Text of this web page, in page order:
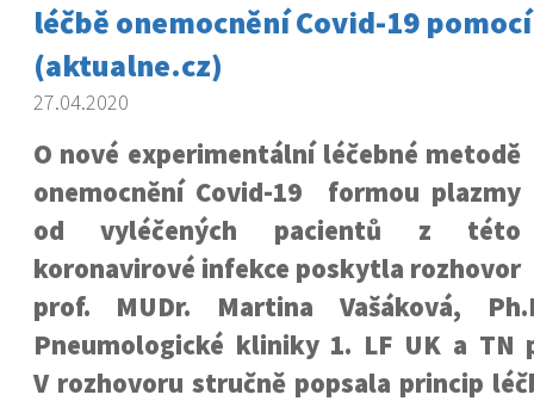
léčbě onemocnění Covid-19
(aktualne.cz)
27.04.2020
O nové experimentální léčebné metodě
onemocnění Covid-19 formou plazmy
od vyléčených pacientů z této
koronavirové infekce poskytla rozhovor
prof. MUDr. Martina Vašáková,
Pneumologické kliniky 1. LF UK a TN
V rozhovoru stručně popsala princip